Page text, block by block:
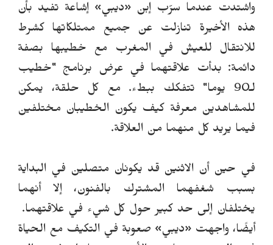
واشتدت عندما سرّب إبن «ديبي» إشاعة تفيد بأن
هذه الأخيرة تنازلت عن جميع ممتلكاتها كشرط
للانتقال للعيش في المغرب مع خطيبها بصفة
دائمة: بدأت علاقتهما في عرض برنامج "خطيب
لـ90 يوما"
تتفكك ببطء. مع كل حلقة، يمكن
للمشاهدين معرفة كيف يكون الخطيبان مختلفين
فيما يريد كل منهما من العلاقة.
في حين أن الاثنين قد يكونان متصلين في البداية
بسبب شغفهما المشترك بالفنون، إلا أنهما
يختلفان إلى حد كبير حول كل شيء في علاقتهما.
أيضًا، واجهت «ديبي» صعوبة في التكيف مع الحياة